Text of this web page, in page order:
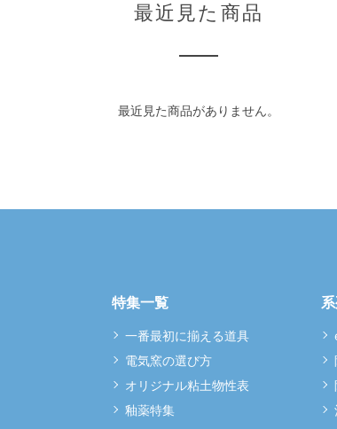
最近見た商品
最近見た商品がありません。
特集一覧
一番最初に揃える道具
電気窯の選び方
オリジナル粘土物性表
釉薬特集
系